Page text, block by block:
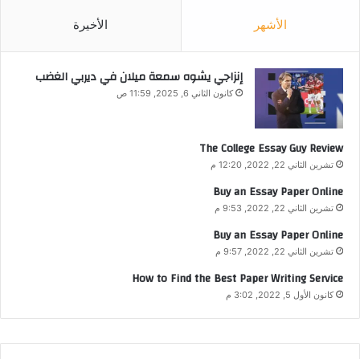
الأشهر الأخيرة
إنزاجي يشوه سمعة ميلان في ديربي الغضب
كانون الثاني 6, 2025, 11:59 ص
The College Essay Guy Review
تشرين الثاني 22, 2022, 12:20 م
Buy an Essay Paper Online
تشرين الثاني 22, 2022, 9:53 م
Buy an Essay Paper Online
تشرين الثاني 22, 2022, 9:57 م
How to Find the Best Paper Writing Service
كانون الأول 5, 2022, 3:02 م